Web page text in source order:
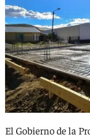
El Gobierno de la